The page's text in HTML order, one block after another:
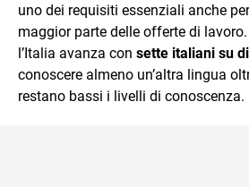
uno dei requisiti essenziali anche
maggior parte delle offerte di
l’Italia avanza con sette italiani su
conoscere almeno un’altra lingua
restano bassi i livelli di conoscenza.